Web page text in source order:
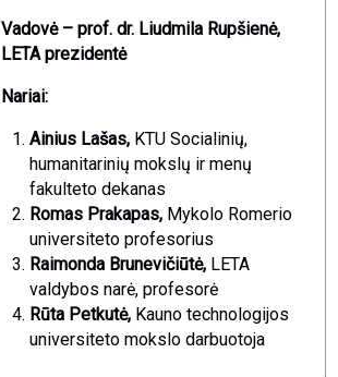
Vadovė – prof. dr. Liudmila Rupšienė,
LETA prezidentė
Nariai:
Ainius Lašas,KTU Socialinių,
humanitarinių mokslų ir menų
fakulteto dekanas
Romas Prakapas,Mykolo Romerio
universiteto profesorius
Raimonda Brunevičiūtė,LETA
valdybos narė, profesorė
Rūta Petkutė,Kauno technologijos
universiteto mokslo darbuotoja